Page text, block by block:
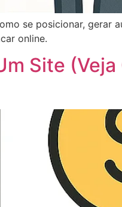
se posicionar, gerar
online.
Site